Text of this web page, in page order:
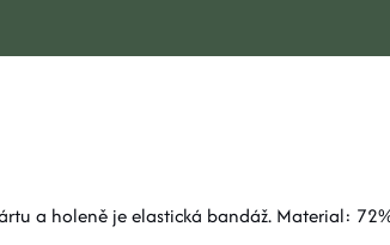
a holeně je elastická bandáž. Material: